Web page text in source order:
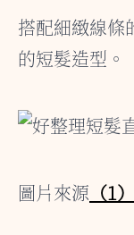
搭配細緻線條
的短髮造型。
圖片來源 （1）